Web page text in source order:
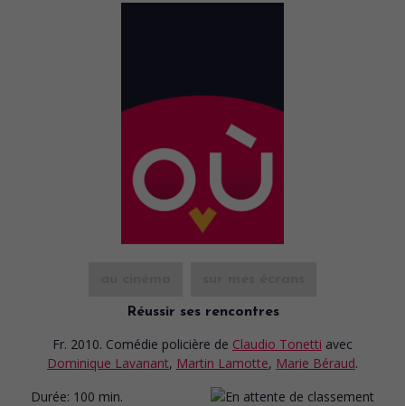
Réussir ses rencontres
Fr. 2010. Comédie policière de Claudio Tonetti avec
Dominique Lavanant, Martin Lamotte, Marie Béraud.
Durée: 100 min.